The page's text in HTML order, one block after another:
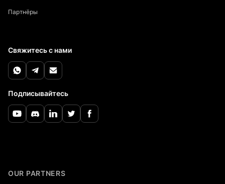
Партнёры
Свяжитесь с нами
Подписывайтесь
OUR PARTNERS